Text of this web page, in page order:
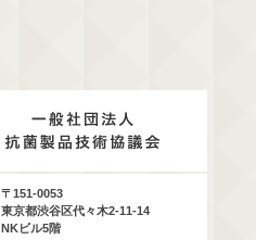
〒151-0053
東京都渋谷区代々木2-11-14
NKビル5階